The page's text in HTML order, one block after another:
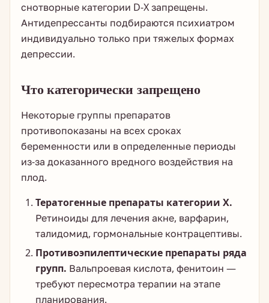
снотворные категории D-X запрещены.
Антидепрессанты подбираются психиатром
индивидуально только при тяжелых формах
депрессии.
Что категорически запрещено
Некоторые группы препаратов
противопоказаны на всех сроках
беременности или в определенные периоды
из-за доказанного вредного воздействия на
плод.
Тератогенные препараты категории Х.
Ретиноиды для лечения акне, варфарин,
талидомид, гормональные контрацептивы.
Противоэпилептические препараты ряда
групп. Вальпроевая кислота, фенитоин —
требуют пересмотра терапии на этапе
планирования.